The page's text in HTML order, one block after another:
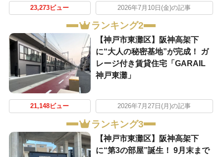
23,273ビュー 2026年7月10日(金)の記事
ランキング2
【神戸市東灘区】阪神高架下
に“大人の秘密基地”が完成！ ガ
レージ付き賃貸住宅「GARAIL
神戸東灘」
21,148ビュー 2026年7月27日(月)の記事
ランキング3
【神戸市東灘区】阪神高架下
に“第3の部屋”誕生！ 9月末まで